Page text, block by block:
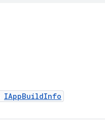
IAppBuildInfo